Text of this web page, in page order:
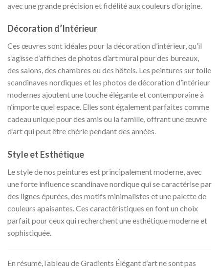
avec une grande précision et fidélité aux couleurs d’origine.
Décoration d’Intérieur
Ces œuvres sont idéales pour la décoration d’intérieur, qu’il
s’agisse d’affiches de photos d’art mural pour des bureaux,
des salons, des chambres ou des hôtels. Les peintures sur toile
scandinaves nordiques et les photos de décoration d’intérieur
modernes ajoutent une touche élégante et contemporaine à
n’importe quel espace. Elles sont également parfaites comme
cadeau unique pour des amis ou la famille, offrant une œuvre
d’art qui peut être chérie pendant des années.
Style et Esthétique
Le style de nos peintures est principalement moderne, avec
une forte influence scandinave nordique qui se caractérise par
des lignes épurées, des motifs minimalistes et une palette de
couleurs apaisantes. Ces caractéristiques en font un choix
parfait pour ceux qui recherchent une esthétique moderne et
sophistiquée.
En résumé,Tableau de Gradients Élégant d’art ne sont pas